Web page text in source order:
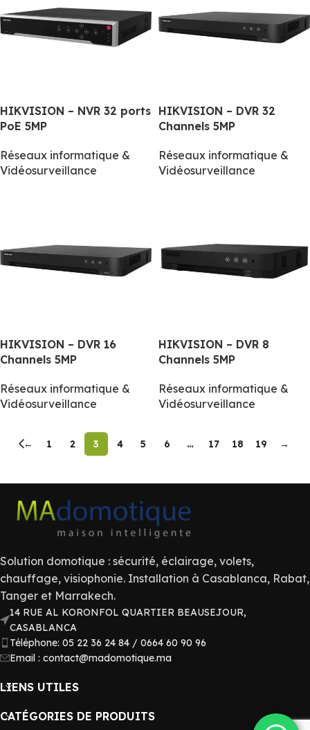
HIKVISION – NVR 32 ports
PoE 5MP
Réseaux informatique &
Vidéosurveillance
HIKVISION – DVR 32
Channels 5MP
Réseaux informatique &
Vidéosurveillance
HIKVISION – DVR 16
Channels 5MP
Réseaux informatique &
Vidéosurveillance
HIKVISION – DVR 8
Channels 5MP
Réseaux informatique &
Vidéosurveillance
← 1 2 3 4 5 6 … 17 18 19 →
Solution domotique : sécurité, éclairage, volets,
chauffage, visiophonie. Installation à Casablanca, Rabat,
Tanger et Marrakech.
14 RUE AL KORONFOL QUARTIER BEAUSEJOUR,
CASABLANCA
Téléphone: 05 22 36 24 84 / 0664 60 90 96
Email : contact@madomotique.ma
LIENS UTILES
CATÉGORIES DE PRODUITS